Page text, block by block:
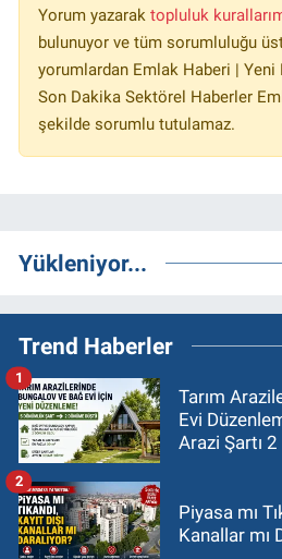
Yorum yazarak topluluk
bulunuyor ve tüm sorumluluğu
yorumlardan Emlak Haberi | Yeni
Son Dakika Sektörel Haberler
şekilde sorumlu tutulamaz.
Yükleniyor...
Trend Haberler
Tarım
Evi
Arazi Şartı
1
Piyasa mı
Kanallar mı
2